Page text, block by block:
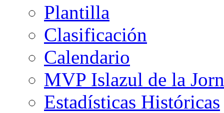
Plantilla
Clasificación
Calendario
MVP Islazul de la
Estadísticas Históricas